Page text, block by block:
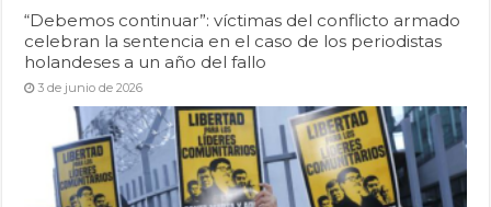
“Debemos continuar”: víctimas del conflicto armado
celebran la sentencia en el caso de los periodistas
holandeses a un año del fallo
3 de junio de 2026